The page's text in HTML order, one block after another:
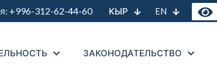
+996-312-62-44-60 КЫР EN
ЗАКОНОДАТЕЛЬСТВО